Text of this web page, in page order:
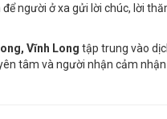
người ở xa gửi lời chúc, lời
Vĩnh Long tập trung vào
tâm và người nhận cảm